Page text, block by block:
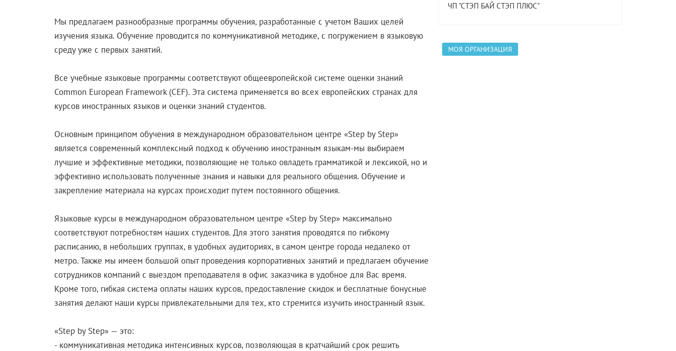
Мы предлагаем разнообразные программы обучения, разработанные с учетом Ваших целей
изучения языка. Обучение проводится по коммуникативной методике, с погружением в языковую
среду уже с первых занятий.
Все учебные языковые программы соответствуют общеевропейской системе оценки знаний
Common European Framework (CEF). Эта система применяется во всех европейских странах для
курсов иностранных языков и оценки знаний студентов.
Основным принципом обучения в международном образовательном центре «Step by Step»
является современный комплексный подход к обучению иностранным языкам-мы выбираем
лучшие и эффективные методики, позволяющие не только овладеть грамматикой и лексикой, но и
эффективно использовать полученные знания и навыки для реального общения. Обучение и
закрепление материала на курсах происходит путем постоянного общения.
Языковые курсы в международном образовательном центре «Step by Step» максимально
соответствуют потребностям наших студентов. Для этого занятия проводятся по гибкому
расписанию, в небольших группах, в удобных аудиториях, в самом центре города недалеко от
метро. Также мы имеем большой опыт проведения корпоративных занятий и предлагаем обучение
сотрудников компаний с выездом преподавателя в офис заказчика в удобное для Вас время.
Кроме того, гибкая система оплаты наших курсов, предоставление скидок и бесплатные бонусные
занятия делают наши курсы привлекательными для тех, кто стремится изучить иностранный язык.
«Step by Step» — это:
- коммуникативная методика интенсивных курсов, позволяющая в кратчайший срок решить
ЧП "СТЭП БАЙ СТЭП ПЛЮС"
МОЯ ОРГАНИЗАЦИЯ